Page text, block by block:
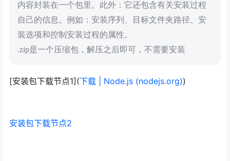
内容封装在一个包里。此外：它还包含有关安装过程
自己的信息。例如：安装序列、目标文件夹路径、安
装选项和控制安装过程的属性。
.zip是一个压缩包，解压之后即可，不需要安装
[安装包下载节点1](下载 | Node.js (nodejs.org))
安装包下载节点2